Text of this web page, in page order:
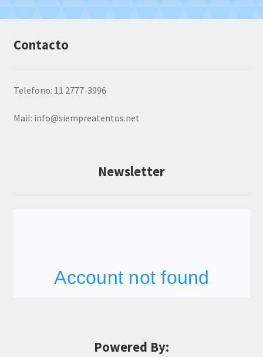
Contacto
Telefono: 11 2777-3996
Mail: info@siempreatentos.net
Newsletter
Powered By: